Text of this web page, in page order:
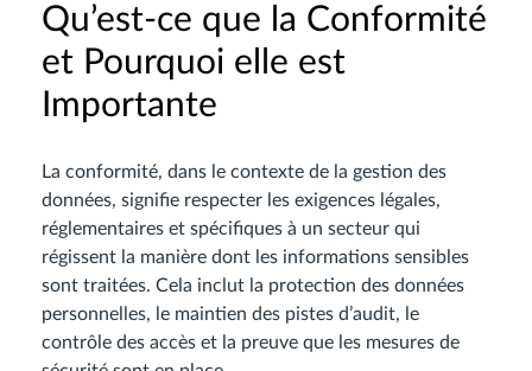
Qu’est-ce que la Conformité
et Pourquoi elle est
Importante
La conformité, dans le contexte de la gestion des
données, signifie respecter les exigences légales,
réglementaires et spécifiques à un secteur qui
régissent la manière dont les informations sensibles
sont traitées. Cela inclut la protection des données
personnelles, le maintien des pistes d’audit, le
contrôle des accès et la preuve que les mesures de